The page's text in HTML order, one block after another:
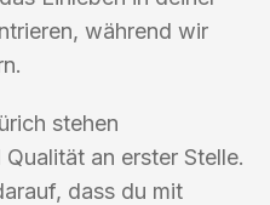
während wir
stehen
an erster Stelle.
dass du mit